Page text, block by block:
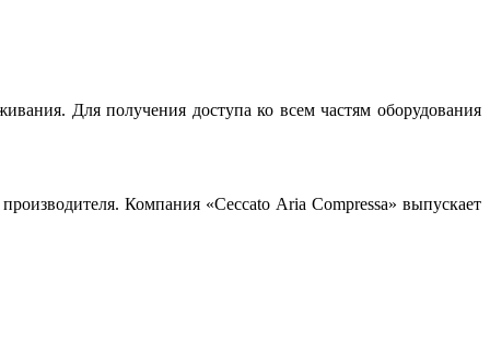
Для получения доступа ко всем частям оборудования
Компания «Ceccato Aria Compressa» выпускает